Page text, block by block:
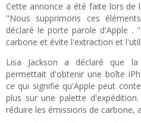
Cette annonce a été faite lors de
"Nous supprimons ces
déclaré le porte parole d'Apple .
carbone et évite l'extraction et
Lisa Jackson a déclaré que
permettait d'obtenir une boîte
ce qui signifie qu'Apple peut
plus sur une palette
réduire les émissions de carbone,